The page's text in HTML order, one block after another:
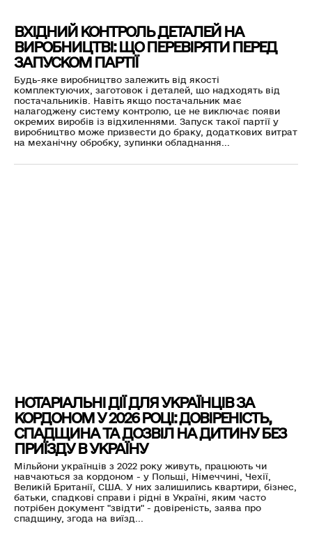
ВХІДНИЙ КОНТРОЛЬ ДЕТАЛЕЙ НА
ВИРОБНИЦТВІ: ЩО ПЕРЕВІРЯТИ ПЕРЕД
ЗАПУСКОМ ПАРТІЇ
Будь-яке виробництво залежить від якості
комплектуючих, заготовок і деталей, що надходять від
постачальників. Навіть якщо постачальник має
налагоджену систему контролю, це не виключає появи
окремих виробів із відхиленнями. Запуск такої партії у
виробництво може призвести до браку, додаткових витрат
на механічну обробку, зупинки обладнання...
НОТАРІАЛЬНІ ДІЇ ДЛЯ УКРАЇНЦІВ ЗА
КОРДОНОМ У 2026 РОЦІ: ДОВІРЕНІСТЬ,
СПАДЩИНА ТА ДОЗВІЛ НА ДИТИНУ БЕЗ
ПРИЇЗДУ В УКРАЇНУ
Мільйони українців з 2022 року живуть, працюють чи
навчаються за кордоном - у Польщі, Німеччині, Чехії,
Великій Британії, США. У них залишились квартири, бізнес,
батьки, спадкові справи і рідні в Україні, яким часто
потрібен документ "звідти" - довіреність, заява про
спадщину, згода на виїзд...